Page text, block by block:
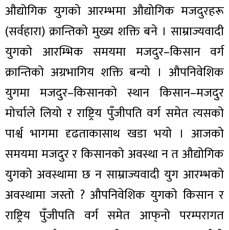
औद्योगिक युगको आरम्भमा औद्योगिक मजदुरहरू
(सर्वहारा) क्रान्तिको मुख्य शक्ति बने । साम्राज्यवादी
युगको आरम्भिक समयमा मजदुर–किसान वर्ग
क्रान्तिको अग्रभागिय शक्ति बन्यो । औपनिवेशिक
युगमा मजदुर–किसानको स्थान किसान–मजदुर
मोर्चाले लियो र राष्ट्रिय पुँजीपति वर्ग समेत त्यसको
पार्श्व भागमा दृढताकासाथ खडा भयो । आजको
समयमा मजदुर र किसानको अवस्था न त औद्योगिक
युगको अवस्थामा छ न साम्राज्यवादी युग आरम्भको
अवस्थामा जस्तो ? औपनिवेशिक युगको किसान र
राष्ट्रिय पुँजीपति वर्ग समेत आफ्‌नो परम्परागत